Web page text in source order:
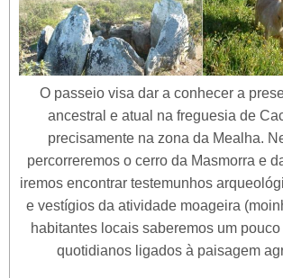
O passeio visa dar a conhecer a
ancestral e atual na freguesia de
precisamente na zona da Mealha.
percorreremos o cerro da Masmorra e
iremos encontrar testemunhos
e vestígios da atividade moageira
habitantes locais saberemos um
quotidianos ligados à paisagem